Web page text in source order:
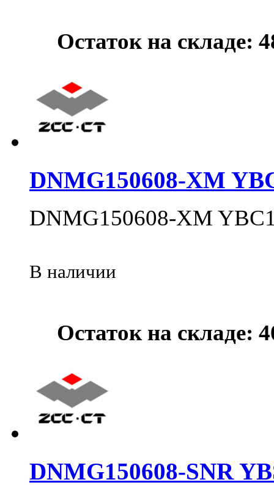
Остаток на складе:
DNMG150608-XM
DNMG150608-XM
В наличии
Остаток на складе:
DNMG150608-SNR